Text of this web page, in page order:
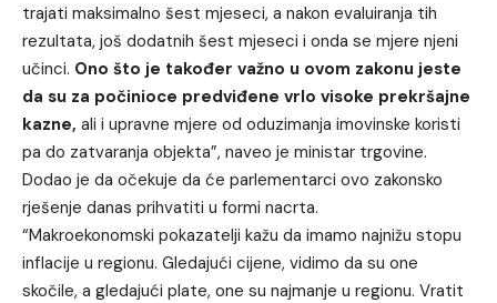
trajati maksimalno šest mjeseci, a nakon evaluiranja tih
rezultata, još dodatnih šest mjeseci i onda se mjere njeni
učinci. Ono što je također važno u ovom zakonu jeste
da su za počinioce predviđene vrlo visoke prekršajne
kazne, ali i upravne mjere od oduzimanja imovinske koristi
pa do zatvaranja objekta”, naveo je ministar trgovine.
Dodao je da očekuje da će parlementarci ovo zakonsko
rješenje danas prihvatiti u formi nacrta.
“Makroekonomski pokazatelji kažu da imamo najnižu stopu
inflacije u regionu. Gledajući cijene, vidimo da su one
skočile, a gledajući plate, one su najmanje u regionu. Vratit